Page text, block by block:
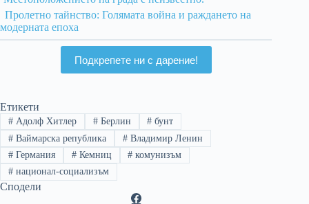
Пролетно тайнство: Голямата война и раждането на
модерната епоха
Подкрепете ни с дарение!
Етикети
#Адолф Хитлер #Берлин # бунт
#Ваймарска република #Владимир Ленин
#Германия #Кемниц # комунизъм
#национал-социализъм
Сподели